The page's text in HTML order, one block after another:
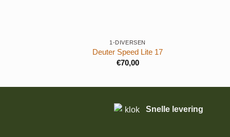
1-DIVERSEN
Deuter Speed Lite 17
€70,00
Snelle levering